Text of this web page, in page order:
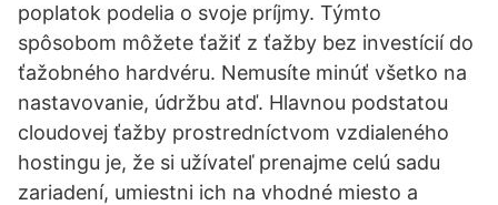
poplatok podelia o svoje príjmy. Týmto
spôsobom môžete ťažiť z ťažby bez investícií do
ťažobného hardvéru. Nemusíte minúť všetko na
nastavovanie, údržbu atď. Hlavnou podstatou
cloudovej ťažby prostredníctvom vzdialeného
hostingu je, že si užívateľ prenajme celú sadu
zariadení, umiestni ich na vhodné miesto a